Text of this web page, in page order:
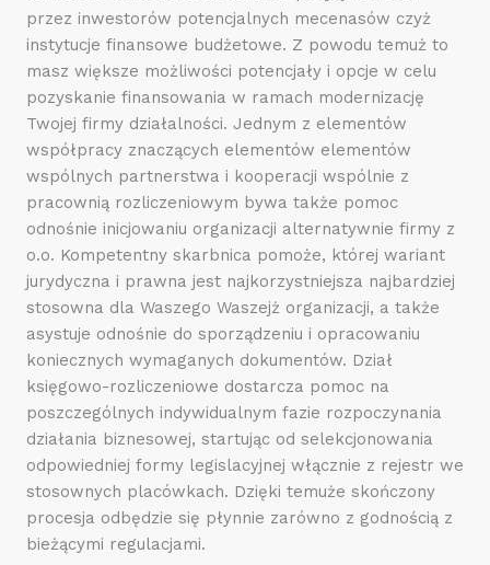
przez inwestorów potencjalnych mecenasów czyż
instytucje finansowe budżetowe. Z powodu temuż to
masz większe możliwości potencjały i opcje w celu
pozyskanie finansowania w ramach modernizację
Twojej firmy działalności. Jednym z elementów
współpracy znaczących elementów elementów
wspólnych partnerstwa i kooperacji wspólnie z
pracownią rozliczeniowym bywa także pomoc
odnośnie inicjowaniu organizacji alternatywnie firmy z
o.o. Kompetentny skarbnica pomoże, której wariant
jurydyczna i prawna jest najkorzystniejsza najbardziej
stosowna dla Waszego Waszejż organizacji, a także
asystuje odnośnie do sporządzeniu i opracowaniu
koniecznych wymaganych dokumentów. Dział
księgowo-rozliczeniowe dostarcza pomoc na
poszczególnych indywidualnym fazie rozpoczynania
działania biznesowej, startując od selekcjonowania
odpowiedniej formy legislacyjnej włącznie z rejestr we
stosownych placówkach. Dzięki temuże skończony
procesja odbędzie się płynnie zarówno z godnością z
bieżącymi regulacjami.